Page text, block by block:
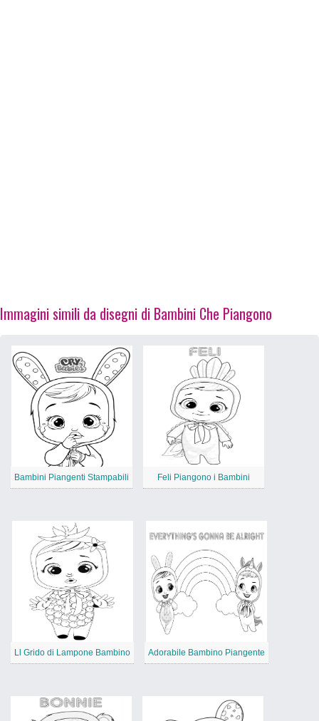
Immagini simili da disegni di Bambini Che Piangono
Bambini Piangenti Stampabili Feli Piangono i Bambini
Ll Grido di Lampone Bambino Adorabile Bambino Piangente